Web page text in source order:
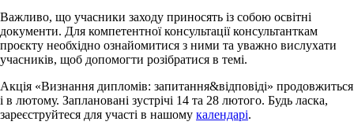
Важливо, що учасники заходу приносять із собою освітні
документи. Для компетентної консультації консультанткам
проєкту необхідно ознайомитися з ними та уважно вислухати
учасників, щоб допомогти розібратися в темі.
Акція «Визнання дипломів: запитання&відповіді» продовжиться
і в лютому. Заплановані зустрічі 14 та 28 лютого. Будь ласка,
зареєструйтеся для участі в нашому календарі.